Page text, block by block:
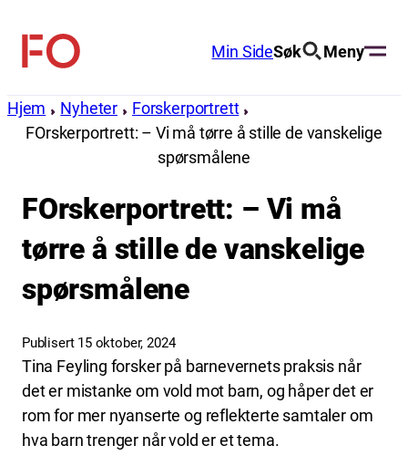
innhold
FO
Min SideSøk Meny
Hjem Nyheter
Forskerportrett
FOrskerportrett: – Vi må tørre å stille de vanskelige
spørsmålene
FOrskerportrett: – Vi må
tørre å stille de vanskelige
spørsmålene
Publisert 15 oktober, 2024
Tina Feyling forsker på barnevernets praksis når
det er mistanke om vold mot barn, og håper det er
rom for mer nyanserte og reflekterte samtaler om
hva barn trenger når vold er et tema.